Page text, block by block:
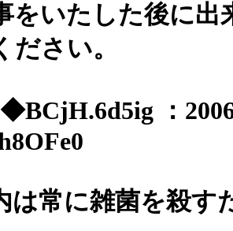
をいたした後に
ださい。
：
は常に雑菌を殺す